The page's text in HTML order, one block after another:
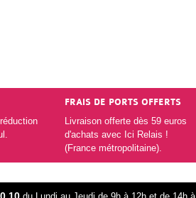
FRAIS DE PORTS OFFERTS
Livraison offerte dès 59 euros
d'achats avec Ici Relais !
(France métropolitaine).